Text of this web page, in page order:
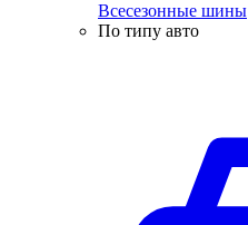
Всесезонные шины
По типу авто